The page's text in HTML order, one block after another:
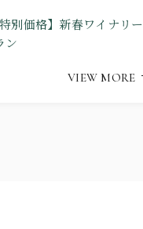
別価格】新春ワイナリー
ン
VIEW MORE